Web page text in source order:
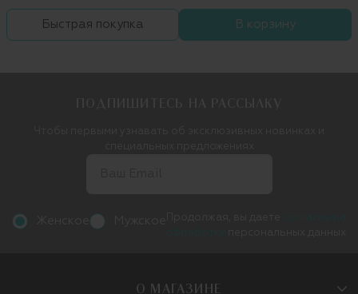
Быстрая покупка В корзину
О МАГАЗИНЕ